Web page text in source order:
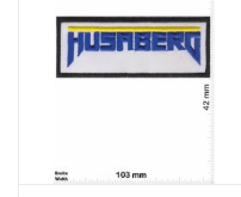
Sleutelhanger